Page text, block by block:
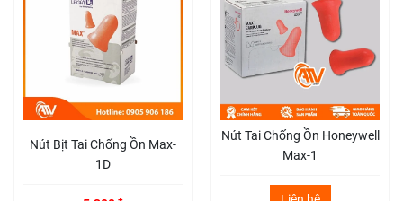
Nút Bịt Tai Chống Ồn Max-
1D
Nút Tai Chống Ồn Honeywell
Max-1